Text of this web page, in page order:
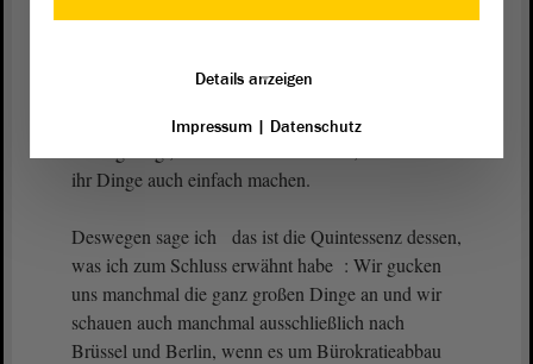
Ministerium selbst gemacht. Die Unternehmen
haben sich zurückgemeldet und gesagt: Ihr habt als
ihr Dinge auch einfach machen.
Deswegen sage ich das ist die Quintessenz dessen,
was ich zum Schluss erwähnt habe : Wir gucken
uns manchmal die ganz großen Dinge an und wir
schauen auch manchmal ausschließlich nach
Brüssel und Berlin, wenn es um Bürokratieabbau
Details anzeigen
Impressum| Datenschutz